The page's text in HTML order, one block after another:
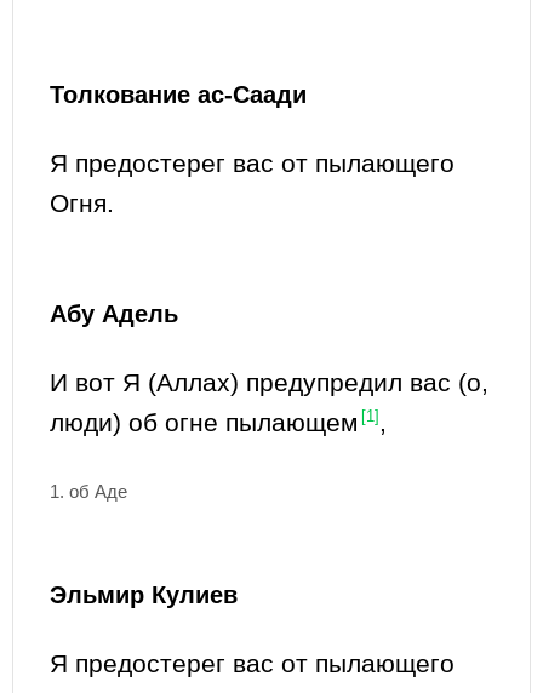
Толкование ас-Саади
Я предостерег вас от пылающего
Огня.
Абу Адель
И вот Я (Аллах) предупредил вас (о,
люди) об огне пылающем
[1] ,
1. об Аде
Эльмир Кулиев
Я предостерег вас от пылающего